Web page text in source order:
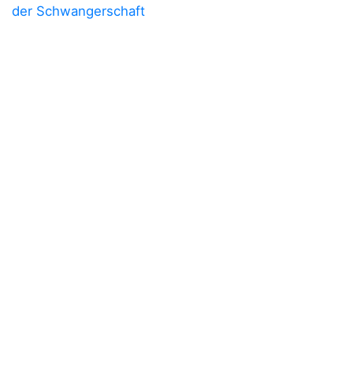
der Schwangerschaft